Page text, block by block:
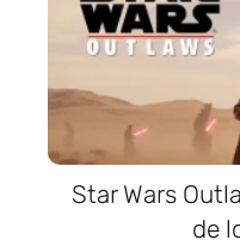
Star Wars
de